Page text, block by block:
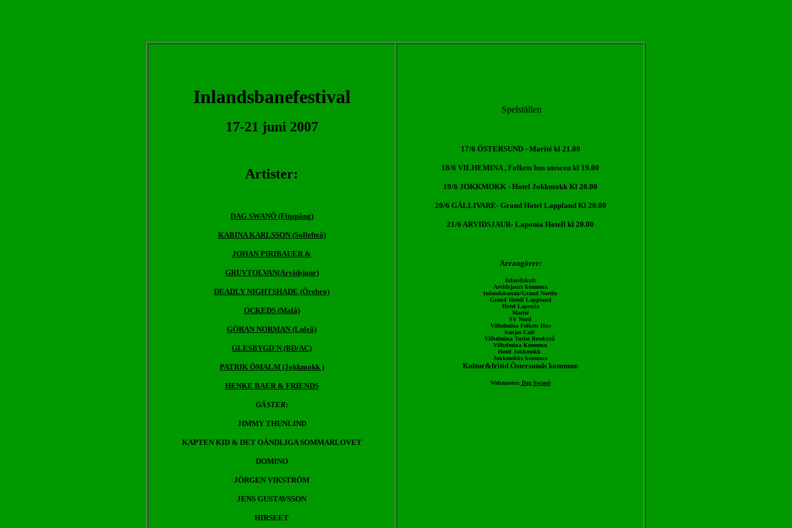
Inlandsbanefestival
17-21 juni 2007
Artister:
DAG SWANÖ (Finspång)
KABINA KARLSSON (Sollefteå)
JOHAN PIRIBAUER &
GRUVTOLVAN(Arvidsjaur)
DEADLY NIGHTSHADE (Örebro)
OCKEDS (Malå)
GÖRAN NORMAN (Luleå)
GLESBYGD´N (BD/AC)
PATRIK ÖMALM (Jokkmokk )
HENKE BAER & FRIENDS
GÄSTER:
JIMMY THUNLIND
KAPTEN KID & DET OÄNDLIGA SOMMARLOVET
DOMINO
JÖRGEN VIKSTRÖM
JENS GUSTAVSSON
HIRSEET
Spelställen
17/6 ÖSTERSUND - Marité kl 21.00
18/6 VILHEMINA , Folkets hus utescen kl 19.00
19/6 JOKKMOKK - Hotel Jokkmokk Kl 20.00
20/6 GÄLLIVARE- Grand Hotel Lappland Kl 20.00
21/6 ARVIDSJAUR- Laponia Hotell kl 20.00
Arrangörer:
Inlandskult
Arvidsjaurs kommun
Inlandsbanan/Grand Nordic
Grand Hotell Lappland
Hotel Laponia
Marité
SV Nord
Vilhelmina Folkets Hus
Sanjas Café
Vilhelmina Turist Resebyrå
Vilhelmina Kommun
Hotel Jokkmokk
Jokkmokks kommun
Kultur&fritid Östersunds kommun
Webmaster: Dag Swanö